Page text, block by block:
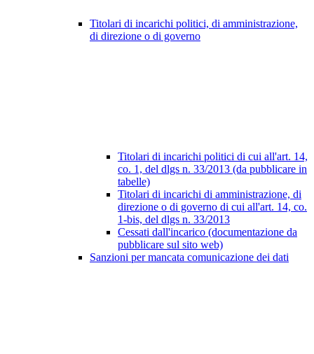
Titolari di incarichi politici, di amministrazione,
di direzione o di governo
Titolari di incarichi politici di cui all'art. 14,
co. 1, del dlgs n. 33/2013 (da pubblicare in
tabelle)
Titolari di incarichi di amministrazione, di
direzione o di governo di cui all'art. 14, co.
1-bis, del dlgs n. 33/2013
Cessati dall'incarico (documentazione da
pubblicare sul sito web)
Sanzioni per mancata comunicazione dei dati